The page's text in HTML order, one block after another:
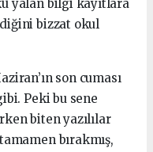
yalan bilgi kayıtlara
bizzat okul
son cuması
Peki bu sene
biten yazılılar
bırakmış,